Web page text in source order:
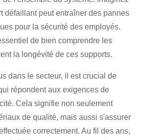
défaillant peut entraîner des pannes
pour la sécurité des employés.
de bien comprendre les
la longévité de ces supports.
dans le secteur, il est crucial de
répondent aux exigences de
Cela signifie non seulement
de qualité, mais aussi s'assurer
correctement. Au fil des ans,